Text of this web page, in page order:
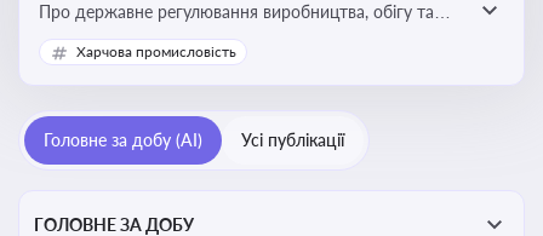
Про державне регулювання виробництва, обігу та
оподаткування алкогольної продукції, про
ліцензування та правові ризики
Харчова промисловість
Головне за добу (AI) Усі публікації
ГОЛОВНЕ ЗА ДОБУ